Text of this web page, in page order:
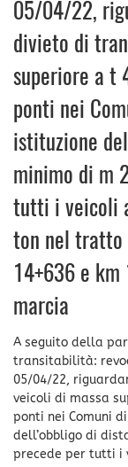
05/04/22,
divieto di
superiore a t
ponti nei
istituzione
minimo di m
tutti i veicoli
ton nel tratto
14+636 e
marcia
A seguito della
transitabilità:
05/04/22,
veicoli di massa
ponti nei Comuni
dell’obbligo di
precede per tutti i